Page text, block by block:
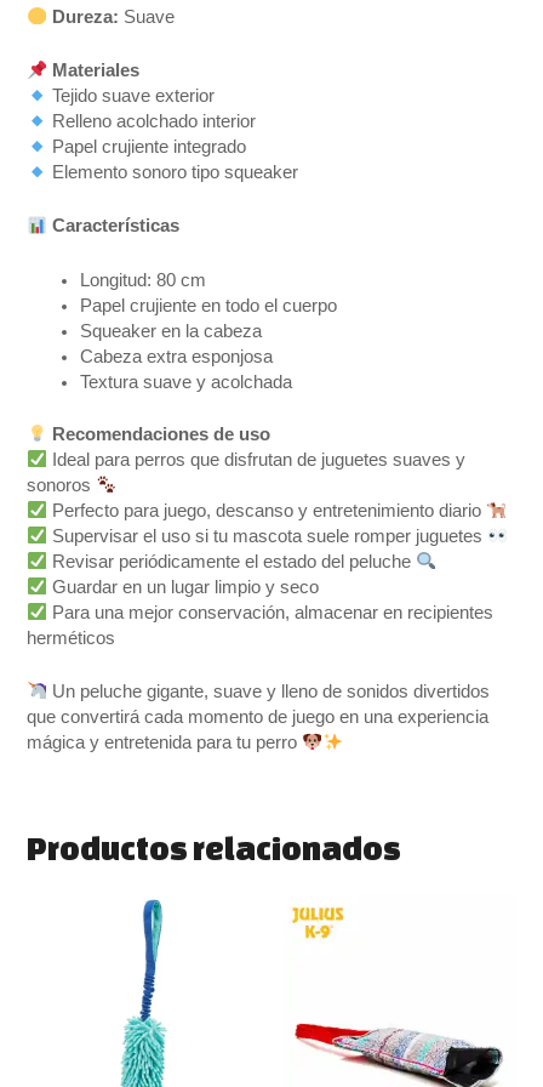
Dureza: Suave
Materiales
Tejido suave exterior
Relleno acolchado interior
Papel crujiente integrado
Elemento sonoro tipo squeaker
Características
Longitud: 80 cm
Papel crujiente en todo el cuerpo
Squeaker en la cabeza
Cabeza extra esponjosa
Textura suave y acolchada
Recomendaciones de uso
Ideal para perros que disfrutan de juguetes suaves y
sonoros
Perfecto para juego, descanso y entretenimiento diario
Supervisar el uso si tu mascota suele romper juguetes
Revisar periódicamente el estado del peluche
Guardar en un lugar limpio y seco
Para una mejor conservación, almacenar en recipientes
herméticos
Un peluche gigante, suave y lleno de sonidos divertidos
que convertirá cada momento de juego en una experiencia
mágica y entretenida para tu perro
Productos relacionados